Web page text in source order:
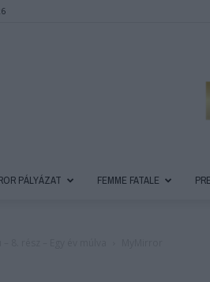
PÁLYÁZAT FEMME FATALE